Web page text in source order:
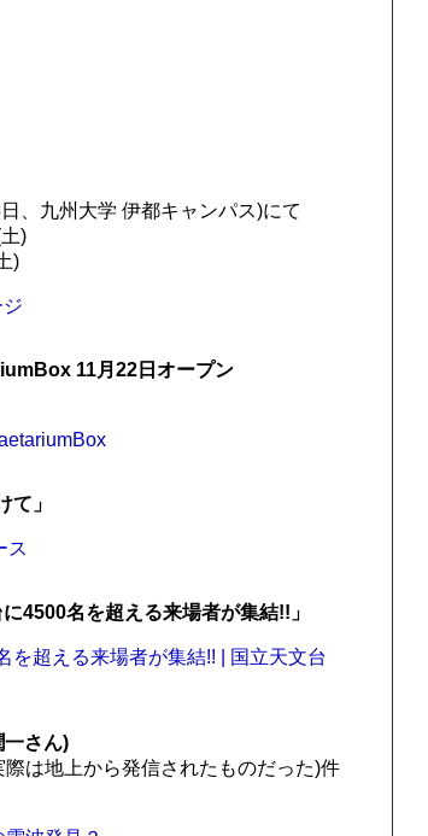
、九州大学 伊都キャンパス)にて
)
)
11月22日オープン
」
ス
4500名を超える来場者が集結!!」
を超える来場者が集結!! | 国立天文台
一さん)
際は地上から発信されたものだった)件